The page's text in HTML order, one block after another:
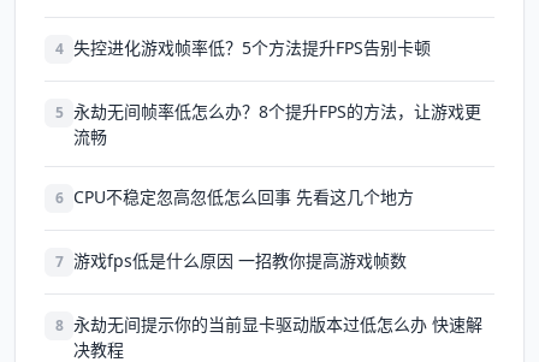
4 失控进化游戏帧率低？5个方法提升FPS告别卡顿
5 永劫无间帧率低怎么办？8个提升FPS的方法，让游戏更
流畅
6 CPU不稳定忽高忽低怎么回事 先看这几个地方
7 游戏fps低是什么原因 一招教你提高游戏帧数
8 永劫无间提示你的当前显卡驱动版本过低怎么办 快速解
决教程